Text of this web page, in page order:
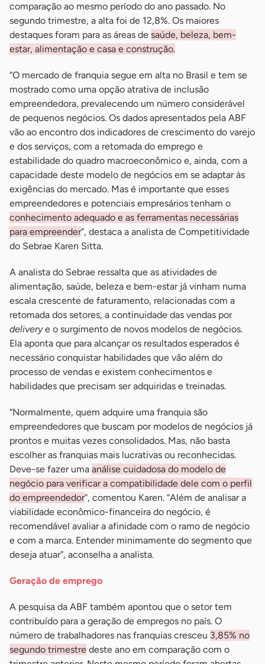
comparação ao mesmo período do ano passado. No
segundo trimestre, a alta foi de 12,8%. Os maiores
destaques foram para as áreas de saúde, beleza, bem-
estar, alimentação e casa e construção.
“O mercado de franquia segue em alta no Brasil e tem se
mostrado como uma opção atrativa de inclusão
empreendedora, prevalecendo um número considerável
de pequenos negócios. Os dados apresentados pela ABF
vão ao encontro dos indicadores de crescimento do varejo
e dos serviços, com a retomada do emprego e
estabilidade do quadro macroeconômico e, ainda, com a
capacidade deste modelo de negócios em se adaptar às
exigências do mercado. Mas é importante que esses
empreendedores e potenciais empresários tenham o
conhecimento adequado e as ferramentas necessárias
para empreender”, destaca a analista de Competitividade
do Sebrae Karen Sitta.
A analista do Sebrae ressalta que as atividades de
alimentação, saúde, beleza e bem-estar já vinham numa
escala crescente de faturamento, relacionadas com a
retomada dos setores, a continuidade das vendas por
deliverye o surgimento de novos modelos de negócios.
Ela aponta que para alcançar os resultados esperados é
necessário conquistar habilidades que vão além do
processo de vendas e existem conhecimentos e
habilidades que precisam ser adquiridas e treinadas.
“Normalmente, quem adquire uma franquia são
empreendedores que buscam por modelos de negócios já
prontos e muitas vezes consolidados. Mas, não basta
escolher as franquias mais lucrativas ou reconhecidas.
Deve-se fazer uma análise cuidadosa do modelo de
negócio para verificar a compatibilidade dele com o perfil
do empreendedor”, comentou Karen. “Além de analisar a
viabilidade econômico-financeira do negócio, é
recomendável avaliar a afinidade com o ramo de negócio
e com a marca. Entender minimamente do segmento que
deseja atuar”, aconselha a analista.
Geração de emprego
A pesquisa da ABF também apontou que o setor tem
contribuído para a geração de empregos no país. O
número de trabalhadores nas franquias cresceu 3,85% no
segundo trimestre deste ano em comparação com o